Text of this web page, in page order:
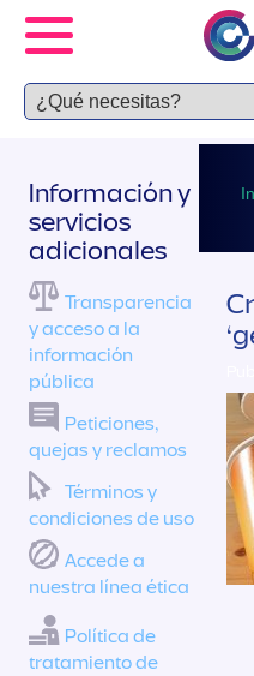
Información y
servicios
adicionales
Transparencia
y acceso a la
información
pública
Peticiones,
quejas y reclamos
Términos y
condiciones de uso
Accede a
nuestra línea ética
Política de
tratamiento de